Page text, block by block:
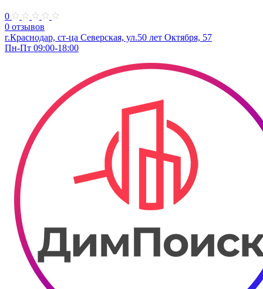
0
0 отзывов
г.Краснодар, ст-ца Северская, ул.50 лет Октября, 57
Пн-Пт 09:00-18:00